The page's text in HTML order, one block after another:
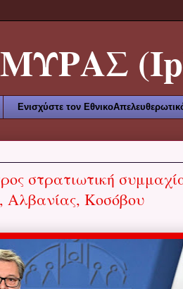
Ενισχύστε τον
στρατιωτική
Αλβανίας, Κοσόβου